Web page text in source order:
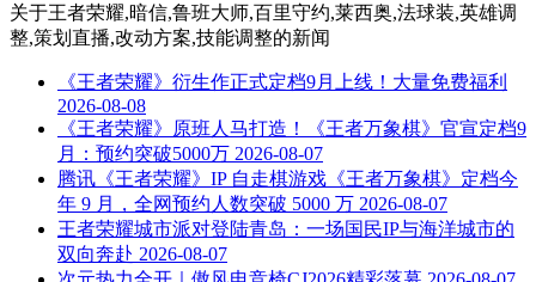
关于王者荣耀,暗信,鲁班大师,百里守约,莱西奥,法球装,英雄调
整,策划直播,改动方案,技能调整的新闻
《王者荣耀》衍生作正式定档9月上线！大量免费福利
2026-08-08
《王者荣耀》原班人马打造！《王者万象棋》官宣定档9
月：预约突破5000万 2026-08-07
腾讯《王者荣耀》IP 自走棋游戏《王者万象棋》定档今
年 9 月，全网预约人数突破 5000 万 2026-08-07
王者荣耀城市派对登陆青岛：一场国民IP与海洋城市的
双向奔赴 2026-08-07